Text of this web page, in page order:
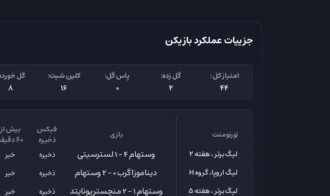
جزییات عملکرد بازیکن
امتیاز کل :
44
گل زده:
2
پاس گل:
0
کلین شیت:
16
گل
8
تورنومنت بازی
فیکس
ذخیره
بیش از
۶۰ دقیقه
لیگ برتر ، هفته 2
وستهام4 - 1 لسترسیتی ذخیره خیر
لیگ اروپا، گروه H
دیناموزاگرب0 - 2 وستهام ذخیره خیر
لیگ برتر ، هفته 5
وستهام1 - 2 منچستریونایتد ذخیره خیر